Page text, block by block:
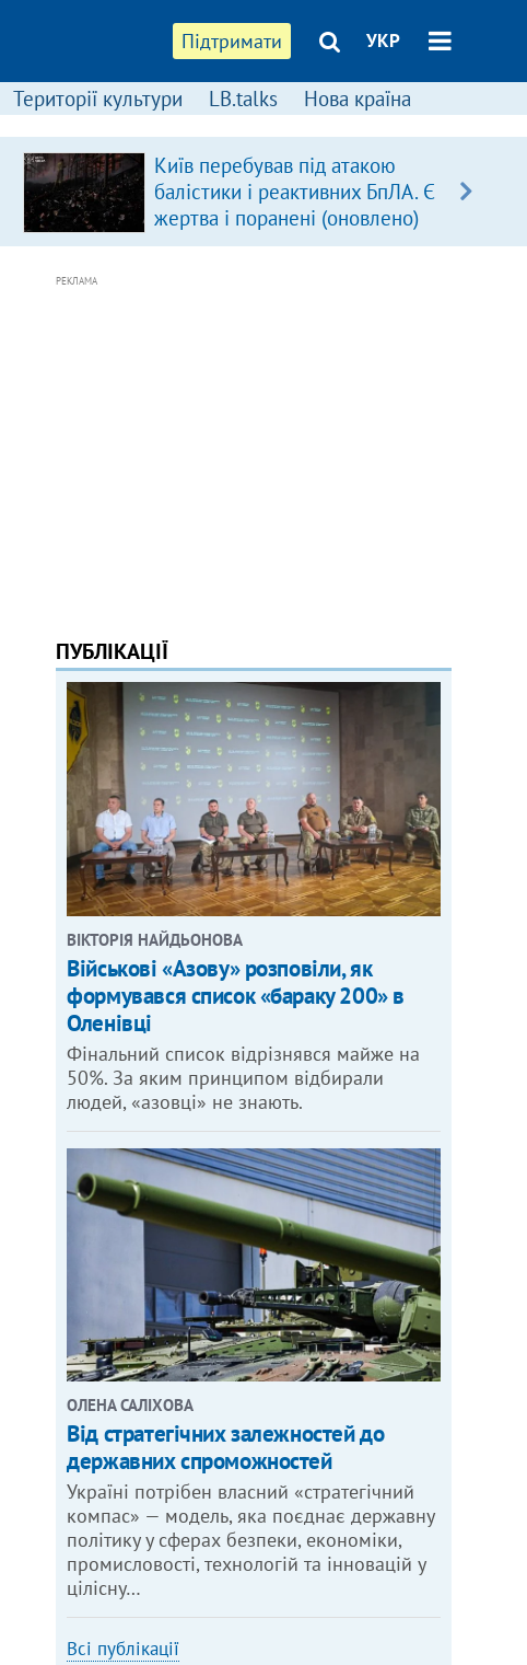
Підтримати УКР
Території культури LB.talks Нова країна
Київ перебував під атакою
балістики і реактивних БпЛА. Є
жертва і поранені (оновлено)
РЕКЛАМА
ПУБЛІКАЦІЇ
ВІКТОРІЯ НАЙДЬОНОВА
Військові «Азову» розповіли, як
формувався список «бараку 200» в
Оленівці
Фінальний список відрізнявся майже на
50%. За яким принципом відбирали
людей, «азовці» не знають.
ОЛЕНА САЛІХОВА
Від стратегічних залежностей до
державних спроможностей
Україні потрібен власний «стратегічний
компас» — модель, яка поєднає державну
політику у сферах безпеки, економіки,
промисловості, технологій та інновацій у
цілісну…
Всі публікації